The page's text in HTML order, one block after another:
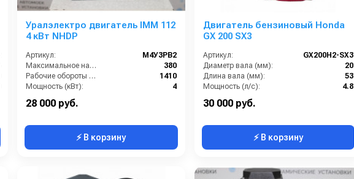
Уралэлектро двигатель IMM 112
4 кВт NHDP
Артикул:
М4У3PB2
Максимальное напряжение (В):
380
Рабочие обороты вала (об/мин):
1410
Мощность (кВт):
4
28 000 руб.
⚡ В корзину
Двигатель бензиновый Honda
GX 200 SX3
Артикул:
GX200H2-SX3
Диаметр вала (мм):
20
Длина вала (мм):
53
Мощность (л/с):
4.8
30 000 руб.
⚡ В корзину